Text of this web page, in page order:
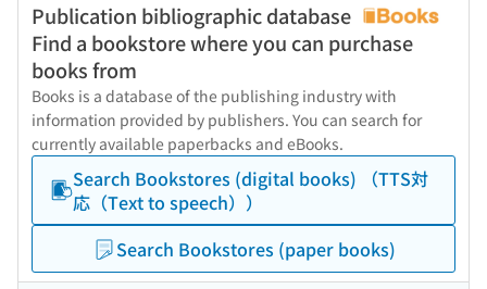
Publication bibliographic database
Find a bookstore where you can purchase
books from
Books is a database of the publishing industry with
information provided by publishers. You can search for
currently available paperbacks and eBooks.
Search Bookstores (digital books) （TTS対
応（Text to speech））
Search Bookstores (paper books)